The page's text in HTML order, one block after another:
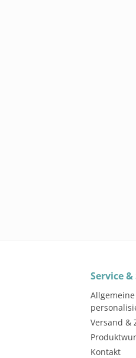
Service
Versand &
Kontakt